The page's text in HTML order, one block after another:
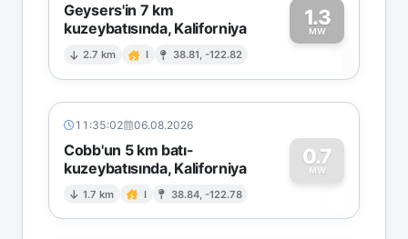
Geysers'in 7 km
kuzeybatısında, Kaliforniya
2.7 km I 38.81, -122.82
1.3
MW1
11:35:02 06.08.2026
Cobb'un 5 km batı-
kuzeybatısında, Kaliforniya
1.7 km I 38.84, -122.78
0.7
MW
0